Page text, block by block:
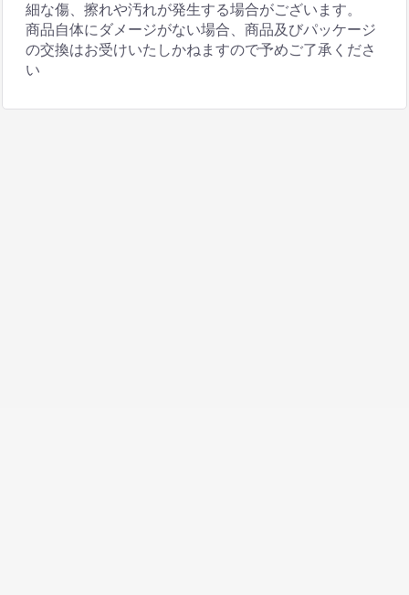
細な傷、擦れや汚れが発生する場合がございます。
商品自体にダメージがない場合、商品及びパッケージ
の交換はお受けいたしかねますので予めご了承くださ
い